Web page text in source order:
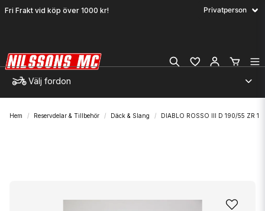
Fri Frakt vid köp över 1000 kr!
Välj fordon
Hem Reservdelar & Tillbehör Däck & Slang DIABLO ROSSO III D 190/55 ZR 1